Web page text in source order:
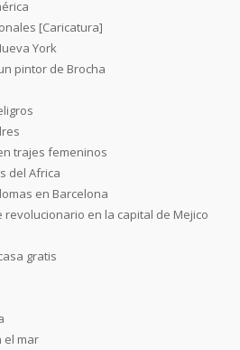
[Caricatura]
York
pintor de Brocha
trajes femeninos
del Africa
en Barcelona
revolucionario en la capital de Mejico
gratis
el mar